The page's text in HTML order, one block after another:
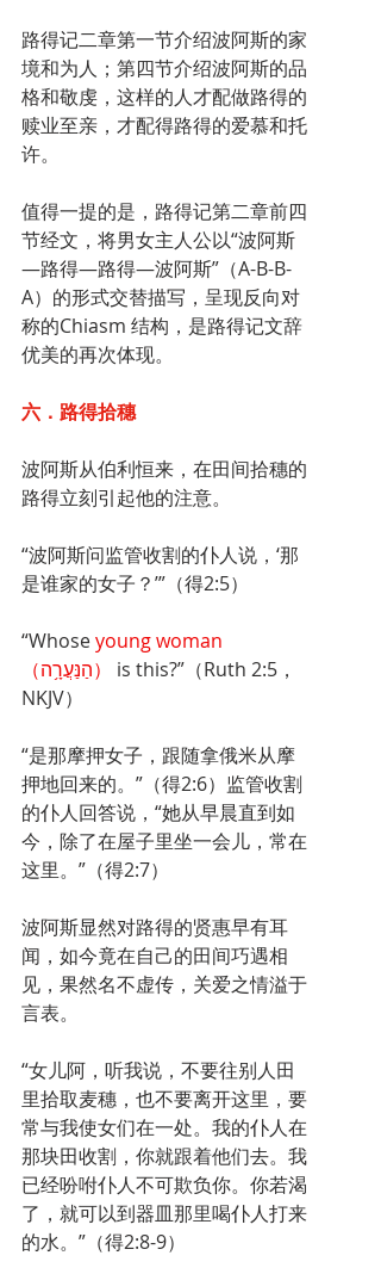
路得记二章第一节介绍波阿斯的家
境和为人；第四节介绍波阿斯的品
格和敬虔，这样的人才配做路得的
赎业至亲，才配得路得的爱慕和托
许。
值得一提的是，路得记第二章前四
节经文，将男女主人公以“波阿斯
—路得—路得—波阿斯”（A-B-B-
A）的形式交替描写，呈现反向对
称的Chiasm 结构，是路得记文辞
优美的再次体现。
六．路得拾穗
波阿斯从伯利恒来，在田间拾穗的
路得立刻引起他的注意。
“波阿斯问监管收割的仆人说，‘那
是谁家的女子？’”（得2:5）
“Whose young woman
（הַנַּעֲרָ֥ה） is this?”（Ruth 2:5，
NKJV）
“是那摩押女子，跟随拿俄米从摩
押地回来的。”（得2:6）监管收割
的仆人回答说，“她从早晨直到如
今，除了在屋子里坐一会儿，常在
这里。”（得2:7）
波阿斯显然对路得的贤惠早有耳
闻，如今竟在自己的田间巧遇相
见，果然名不虚传，关爱之情溢于
言表。
“女儿阿，听我说，不要往别人田
里拾取麦穗，也不要离开这里，要
常与我使女们在一处。我的仆人在
那块田收割，你就跟着他们去。我
已经吩咐仆人不可欺负你。你若渴
了，就可以到器皿那里喝仆人打来
的水。”（得2:8-9）